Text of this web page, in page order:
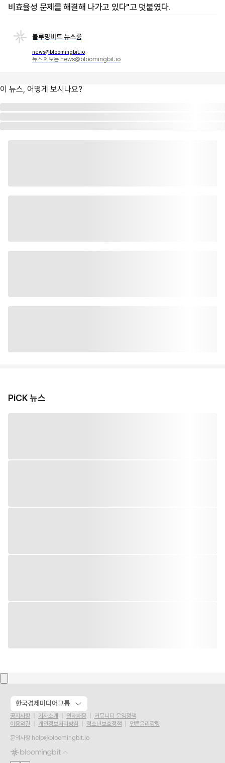
비효율성 문제를 해결해 나가고 있다"고 덧붙였다.
블루밍비트 뉴스룸
news@bloomingbit.io
뉴스 제보는 news@bloomingbit.io
이 뉴스, 어떻게 보시나요?
PiCK 뉴스
한국경제미디어그룹
공지사항 기자소개 인재채용
커뮤니티 운영정책
이용약관
개인정보처리방침 청소년보호정책
언론윤리강령
문의사항 help@bloomingbit.io